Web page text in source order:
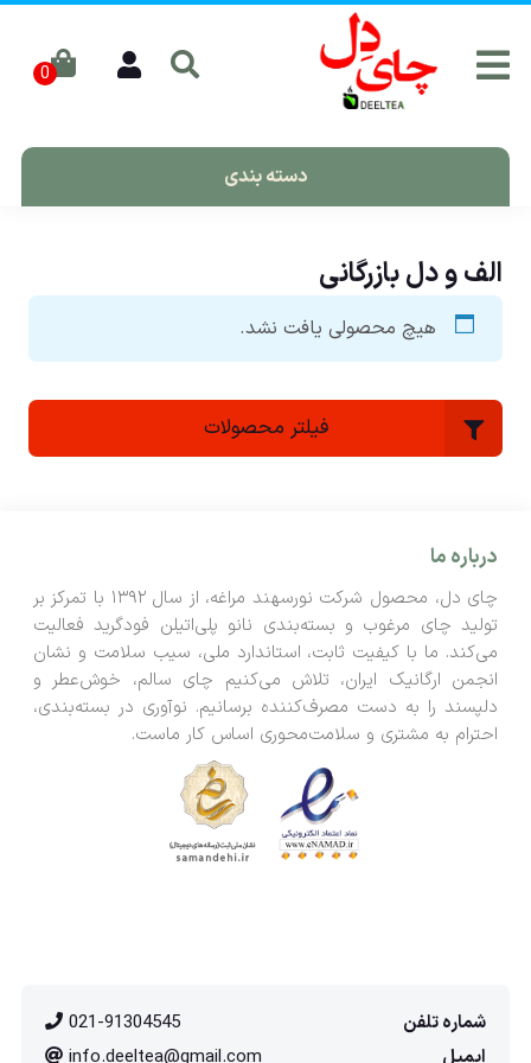
دسته بندی
الف و دل بازرگانی
هیچ محصولی یافت نشد.
فیلتر محصولات
درباره ما
چای دل، محصول شرکت نورسهند مراغه، از سال ۱۳۹۲ با تمرکز بر
تولید چای مرغوب و بسته‌بندی نانو پلی‌اتیلن فودگرید فعالیت
می‌کند. ما با کیفیت ثابت، استاندارد ملی، سیب سلامت و نشان
انجمن ارگانیک ایران، تلاش می‌کنیم چای سالم، خوش‌عطر و
دلپسند را به دست مصرف‌کننده برسانیم. نوآوری در بسته‌بندی،
احترام به مشتری و سلامت‌محوری اساس کار ماست.
شماره تلفن
021-91304545